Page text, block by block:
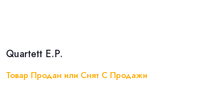
Quartett E.P.
Товар Продан или Снят С Продажи